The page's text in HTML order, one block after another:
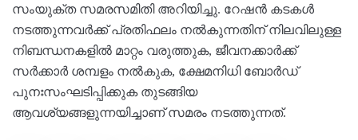
സംയുക്ത സമരസമിതി അറിയിച്ചു. റേഷൻ കടകൾ
നടത്തുന്നവർക്ക് പ്രതിഫലം നൽകുന്നതിന് നിലവിലുള്ള
നിബന്ധനകളിൽ മാറ്റം വരുത്തുക, ജീവനക്കാർക്ക്
സർക്കാർ ശമ്പളം നൽകുക, ക്ഷേമനിധി ബോർഡ്
പുനഃസംഘടിപ്പിക്കുക തുടങ്ങിയ
ആവശ്യങ്ങളുന്നയിച്ചാണ് സമരം നടത്തുന്നത്.